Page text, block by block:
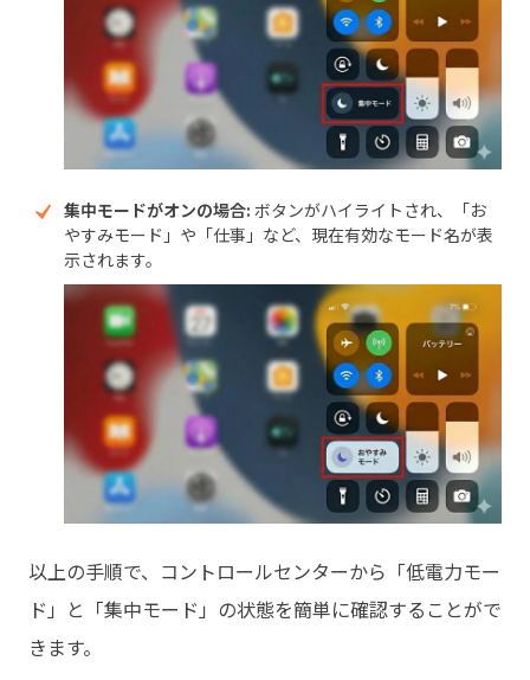
集中モードがオンの場合: ボタンがハイライトされ、「お
やすみモード」や「仕事」など、現在有効なモード名が表
示されます。
以上の手順で、コントロールセンターから「低電力モー
ド」と「集中モード」の状態を簡単に確認することがで
きます。